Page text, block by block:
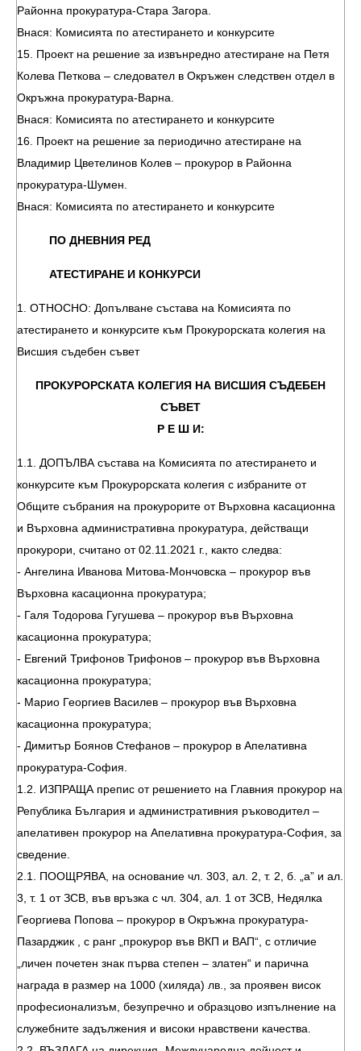
Районна прокуратура-Стара Загора.
Внася: Комисията по атестирането и конкурсите
15. Проект на решение за извънредно атестиране на Петя
Колева Петкова – следовател в Окръжен следствен отдел в
Окръжна прокуратура-Варна.
Внася: Комисията по атестирането и конкурсите
16. Проект на решение за периодично атестиране на
Владимир Цветелинов Колев – прокурор в Районна
прокуратура-Шумен.
Внася: Комисията по атестирането и конкурсите
ПО ДНЕВНИЯ РЕД
АТЕСТИРАНЕ И КОНКУРСИ
1. ОТНОСНО: Допълване състава на Комисията по
атестирането и конкурсите към Прокурорската колегия на
Висшия съдебен съвет
ПРОКУРОРСКАТА КОЛЕГИЯ НА ВИСШИЯ СЪДЕБЕН
СЪВЕТ
Р Е Ш И:
1.1. ДОПЪЛВА състава на Комисията по атестирането и
конкурсите към Прокурорската колегия с избраните от
Общите събрания на прокурорите от Върховна касационна
и Върховна административна прокуратура, действащи
прокурори, считано от 02.11.2021 г., както следва:
- Ангелина Иванова Митова-Мончовска – прокурор във
Върховна касационна прокуратура;
- Галя Тодорова Гугушева – прокурор във Върховна
касационна прокуратура;
- Евгений Трифонов Трифонов – прокурор във Върховна
касационна прокуратура;
- Марио Георгиев Василев – прокурор във Върховна
касационна прокуратура;
- Димитър Боянов Стефанов – прокурор в Апелативна
прокуратура-София.
1.2. ИЗПРАЩА препис от решението на Главния прокурор на
Република България и административния ръководител –
апелативен прокурор на Апелативна прокуратура-София, за
сведение.
2.1. ПООЩРЯВА, на основание чл. 303, ал. 2, т. 2, б. „а” и ал.
3, т. 1 от ЗСВ, във връзка с чл. 304, ал. 1 от ЗСВ, Недялка
Георгиева Попова – прокурор в Окръжна прокуратура-
Пазарджик , с ранг „прокурор във ВКП и ВАП“, с отличие
„личен почетен знак първа степен – златен“ и парична
награда в размер на 1000 (хиляда) лв., за проявен висок
професионализъм, безупречно и образцово изпълнение на
служебните задължения и високи нравствени качества.